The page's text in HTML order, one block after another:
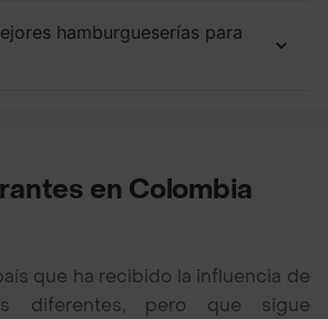
hamburgueserías para
en Colombia
que ha recibido la influencia de
diferentes, pero que sigue